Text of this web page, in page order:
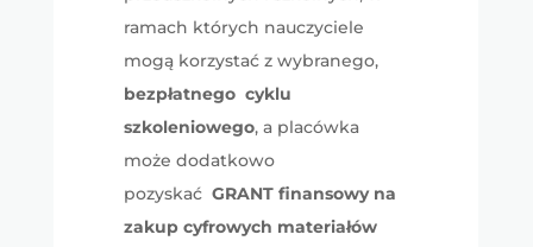
ramach których nauczyciele
mogą korzystać z wybranego,
bezpłatnego cyklu
szkoleniowego, a placówka
może dodatkowo
pozyskaćGRANT finansowy na
zakup cyfrowych materiałów